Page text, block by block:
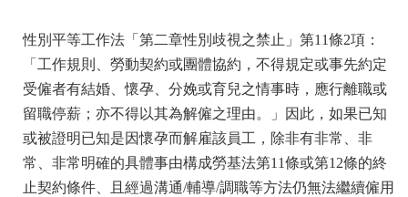
性別平等工作法「第二章性別歧視之禁止」第11條2項：
「工作規則、勞動契約或團體協約，不得規定或事先約定
受僱者有結婚、懷孕、分娩或育兒之情事時，應行離職或
留職停薪；亦不得以其為解僱之理由。」因此，如果已知
或被證明已知是因懷孕而解雇該員工，除非有非常、非
常、非常明確的具體事由構成勞基法第11條或第12條的終
止契約條件、且經過溝通/輔導/調職等方法仍無法繼續僱用